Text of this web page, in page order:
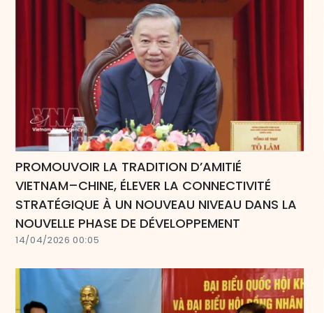
PROMOUVOIR LA TRADITION D’AMITIÉ
VIETNAM–CHINE, ÉLEVER LA CONNECTIVITÉ
STRATÉGIQUE À UN NOUVEAU NIVEAU DANS LA
NOUVELLE PHASE DE DÉVELOPPEMENT
14/04/2026 00:05